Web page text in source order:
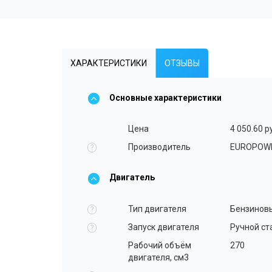
ХАРАКТЕРИСТИКИ ОТЗЫВЫ
Основные характеристики
Цена 4 050.60
? Производитель
Двигатель
? Тип двигателя
? Запуск двигателя
Ручной
Рабочий объём
двигателя, см3
270